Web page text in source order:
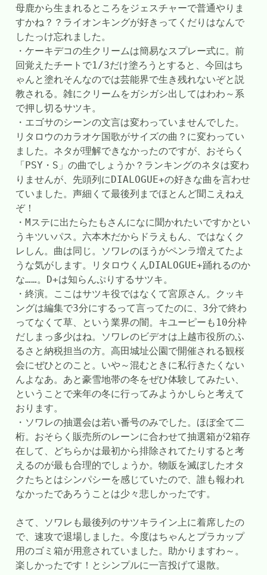
母鹿から生まれるところをジェスチャーで普通やりま
すかね？？ライオンキングが好きってくだりはなんで
したっけ忘れました。
・ケーキデコの生クリームは簡易なスプレー式に。前
回覚えたチートで1/3だけ塗ろうとすると、今回はち
ゃんと塗れそんなのでは芸能界で生き残れないぞと説
教される。雑にクリームをガシガシ出してはわわ～系
で押し切るサツキ。
・エゴサのシーンの文言は変わっていませんでした。
リタロウのカラオケ国歌がサイズの曲？に変わってい
ました。ネタが理解できなかったのですが、おそらく
「PSY・S」の曲でしょうか？ランキングのネタは変わ
りませんが、先頭列にDIALOGUE+の好きな曲を言わせ
ていました。声細くて最後列までほとんど聞こえねえ
ぞ！
・Mステに出たらたもさんになに聞かれたいですかとい
うキツいパス。六本木だからドラえもん、ではなくク
レしん。曲は同じ。ソワレのほうがペンラ増えてたよ
うな気がします。リタロウくんDIALOGUE+踊れるのか
な……。D+は知らんぷりするサツキ。
・終演。ここはサツキ役ではなくて宮原さん。クッキ
ングは編集で3分にするって言ってたのに、3分で終わ
ってなくて草、という業界の闇。キユーピーも10分枠
だしまっ多少はね。ソワレのビデオは上越市役所のふ
るさと納税担当の方。高田城址公園で開催される観桜
会にぜひとのこと。いや～混むときに私行きたくない
んよなあ。あと豪雪地帯の冬をぜひ体験してみたい、
ということで来年の冬に行ってみようかしらと考えて
おります。
・ソワレの抽選会は若い番号のみでした。ほぼ全て二
桁。おそらく販売所のレーンに合わせて抽選箱が2箱存
在して、どちらかは最初から排除されてたりすると考
えるのが最も合理的でしょうか。物販を滅ぼしたオタ
クたちとはシンパシーを感じていたので、誰も報われ
なかったであろうことは少々悲しかったです。
さて、ソワレも最後列のサツキライン上に着席したの
で、速攻で退場しました。今度はちゃんとプラカップ
用のゴミ箱が用意されていました。助かりますわ～。
楽しかったです！とシンプルに一言投げて退散。